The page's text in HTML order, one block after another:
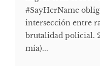
#SayHerName
intersección entre
brutalidad policial.
mía)...